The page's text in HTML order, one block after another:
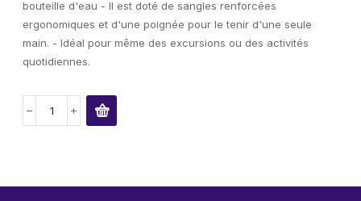
bouteille d'eau - Il est doté de sangles renforcées
ergonomiques et d'une poignée pour le tenir d'une seule
main. - Idéal pour même des excursions ou des activités
quotidiennes.